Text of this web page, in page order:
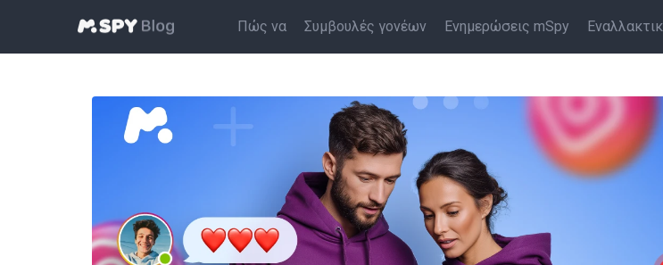
Πώς να Συμβουλές γονέων Ενημερώσεις mSpy